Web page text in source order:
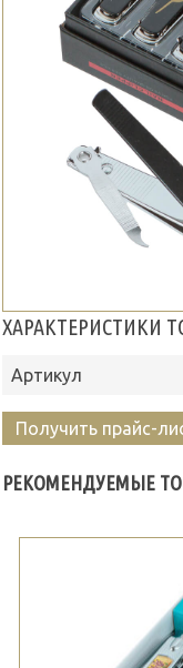
ХАРАКТЕРИСТИКИ
Артикул
Получить прайс-
РЕКОМЕНДУЕМЫЕ